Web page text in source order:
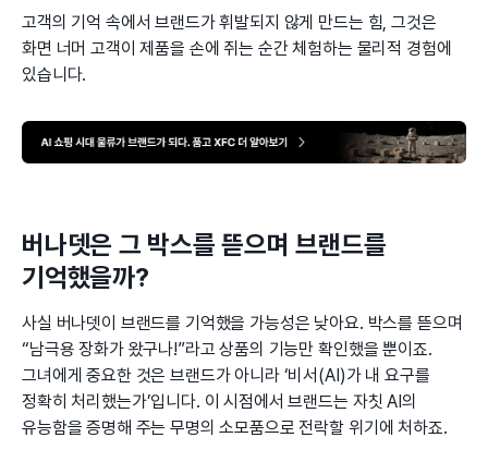
고객의 기억 속에서 브랜드가 휘발되지 않게 만드는 힘, 그것은
화면 너머 고객이 제품을 손에 쥐는 순간 체험하는 물리적 경험에
있습니다.
버나뎃은 그 박스를 뜯으며 브랜드를
기억했을까?
사실 버나뎃이 브랜드를 기억했을 가능성은 낮아요. 박스를 뜯으며
“남극용 장화가 왔구나!”라고 상품의 기능만 확인했을 뿐이죠.
그녀에게 중요한 것은 브랜드가 아니라 ‘비서(AI)가 내 요구를
정확히 처리했는가’입니다. 이 시점에서 브랜드는 자칫 AI의
유능함을 증명해 주는 무명의 소모품으로 전락할 위기에 처하죠.